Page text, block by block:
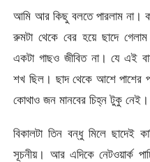
আমি আর কিছু বলতে পারলাম না।
রুমটা থেকে বের হয়ে ছাদে
একটা গাছও জীবিত না। যে এই
শখ ছিল। ছাদ থেকে আশে পাশের
কোথাও জন মানবের চিহ্ন টুকু নেই।
বিকালটা তিন বন্ধু মিলে ছাদেই
সূচনীয়। আর এদিকে নেটওয়ার্ক